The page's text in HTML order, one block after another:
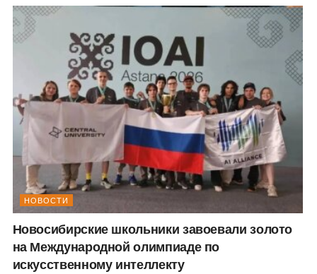
НОВОСТИ
Новосибирские школьники завоевали золото
на Международной олимпиаде по
искусственному интеллекту